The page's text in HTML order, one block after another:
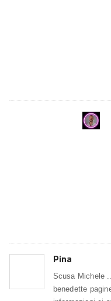
Pina
Scusa Michele
benedette